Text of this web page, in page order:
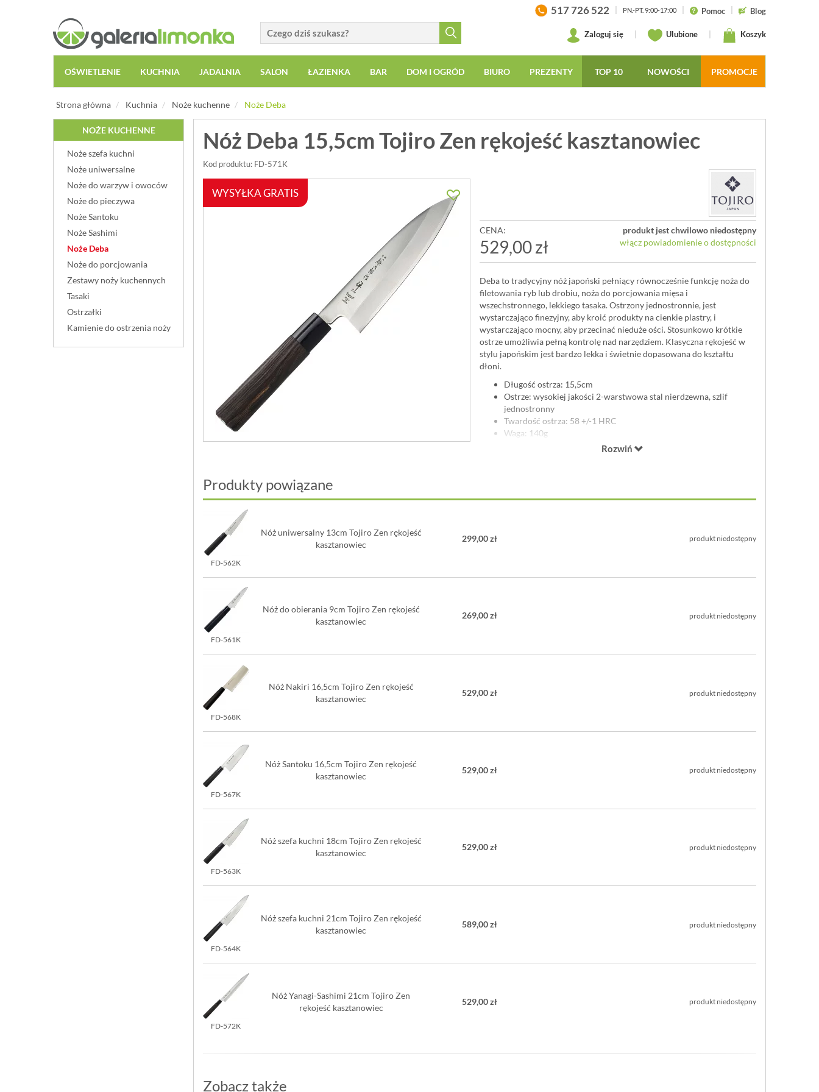
517 726 522 PN.-PT. 9:00-17:00 Pomoc Blog
Zaloguj się Ulubione Koszyk
OŚWIETLENIE KUCHNIA JADALNIA SALON ŁAZIENKA BAR DOM I OGRÓD BIURO PREZENTY TOP 10 NOWOŚCI PROMOCJE
Strona główna Kuchnia Noże kuchenne Noże Deba
NOŻE KUCHENNE
Noże szefa kuchni
Noże uniwersalne
Noże do warzyw i owoców
Noże do pieczywa
Noże Santoku
Noże Sashimi
Noże Deba
Noże do porcjowania
Zestawy noży kuchennych
Tasaki
Ostrzałki
Kamienie do ostrzenia noży
Nóż Deba 15,5cm Tojiro Zen rękojeść kasztanowiec
Kod produktu: FD-571K
WYSYŁKA GRATIS
CENA:
529,00 zł
produkt jest chwilowo niedostępny
włącz powiadomienie o dostępności
Deba to tradycyjny nóż japoński pełniący równocześnie funkcję noża do
filetowania ryb lub drobiu, noża do porcjowania mięsa i
wszechstronnego, lekkiego tasaka. Ostrzony jednostronnie, jest
wystarczająco finezyjny, aby kroić produkty na cienkie plastry, i
wystarczająco mocny, aby przecinać nieduże ości. Stosunkowo krótkie
ostrze umożliwia pełną kontrolę nad narzędziem. Klasyczna rękojeść w
stylu japońskim jest bardzo lekka i świetnie dopasowana do kształtu
dłoni.
Długość ostrza: 15,5cm
Ostrze: wysokiej jakości 2-warstwowa stal nierdzewna, szlif
jednostronny
Twardość ostrza: 58 +/-1 HRC
Waga: 140g
Rękojeść: uchwyt z drewna kasztanowca wzmocniony pierścieniem
stosunkowo niewiele kosztują, a posiadają rękojeści w stylu japońskim
jest trwałe, odporne na rdzę i długo zachowuje ostrość. Klasyczne
Rozwiń
Produkty powiązane
FD-562K
Nóż uniwersalny 13cm Tojiro Zen rękojeść
kasztanowiec
299,00 zł produkt niedostępny
FD-561K
Nóż do obierania 9cm Tojiro Zen rękojeść
kasztanowiec
269,00 zł produkt niedostępny
FD-568K
Nóż Nakiri 16,5cm Tojiro Zen rękojeść
kasztanowiec
529,00 zł produkt niedostępny
FD-567K
Nóż Santoku 16,5cm Tojiro Zen rękojeść
kasztanowiec
529,00 zł produkt niedostępny
FD-563K
Nóż szefa kuchni 18cm Tojiro Zen rękojeść
kasztanowiec
529,00 zł produkt niedostępny
FD-564K
Nóż szefa kuchni 21cm Tojiro Zen rękojeść
kasztanowiec
589,00 zł produkt niedostępny
FD-572K
Nóż Yanagi-Sashimi 21cm Tojiro Zen
rękojeść kasztanowiec
529,00 zł produkt niedostępny
Zobacz także